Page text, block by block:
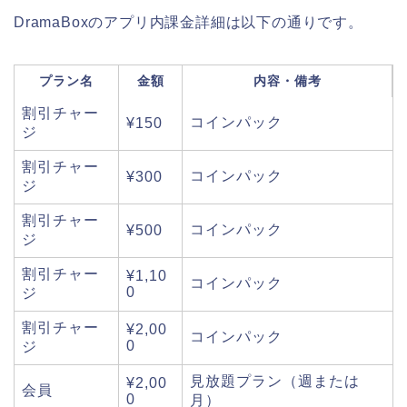
DramaBoxのアプリ内課金詳細は以下の通りです。
プラン名 金額 内容・備考
割引チャー
ジ
¥150 コインパック
割引チャー
ジ
¥300 コインパック
割引チャー
ジ
¥500 コインパック
割引チャー
ジ
¥1,10
0
コインパック
割引チャー
ジ
¥2,00
0
コインパック
会員
¥2,00
0
見放題プラン（週または
月）